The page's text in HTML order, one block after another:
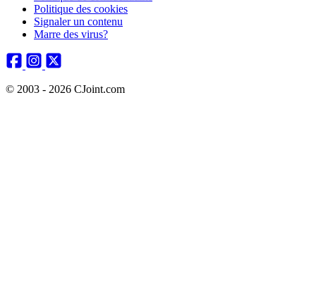
Politique des cookies
Signaler un contenu
Marre des virus?
© 2003 - 2026 CJoint.com